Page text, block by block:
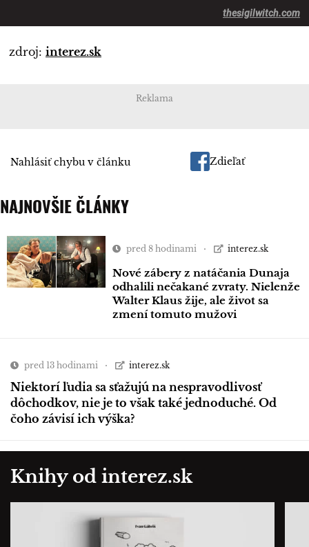
thesigilwitch.com
zdroj: interez.sk
Reklama
Nahlásiť chybu v článku Zdieľať
NAJNOVŠIE ČLÁNKY
pred 8 hodinami interez.sk
Nové zábery z natáčania Dunaja
odhalili nečakané zvraty. Nielenže
Walter Klaus žije, ale život sa
zmení tomuto mužovi
pred 13 hodinami interez.sk
Niektorí ľudia sa sťažujú na nespravodlivosť
dôchodkov, nie je to však také jednoduché. Od
čoho závisí ich výška?
Knihy od interez.sk